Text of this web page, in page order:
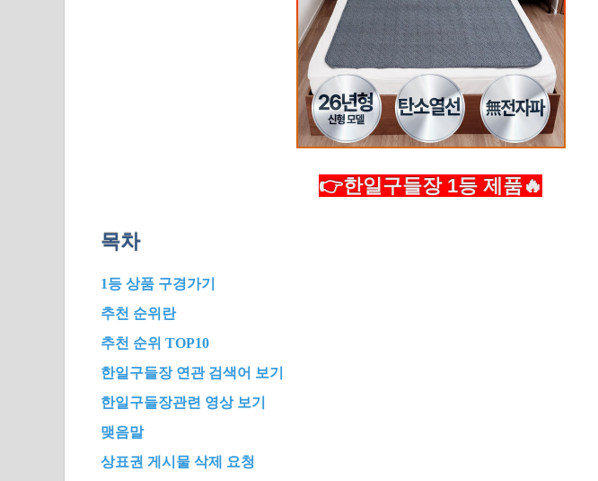
👉한일구들장 1등 제품🔥
목차
1등 상품 구경가기
추천 순위란
추천 순위 TOP10
한일구들장 연관 검색어 보기
한일구들장관련 영상 보기
맺음말
상표권 게시물 삭제 요청